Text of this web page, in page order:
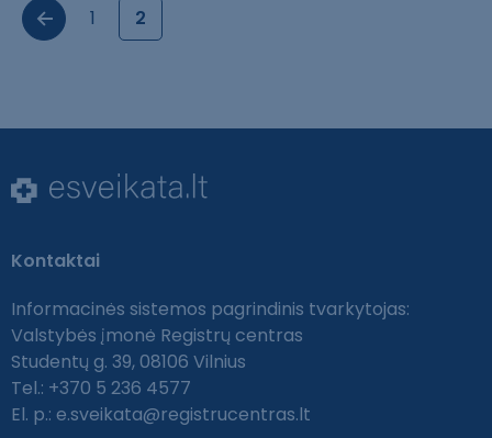
1 2
Kontaktai
Informacinės sistemos pagrindinis tvarkytojas:
Valstybės įmonė Registrų centras
Studentų g. 39, 08106 Vilnius
Tel.: +370 5 236 4577
El. p.: e.sveikata@registrucentras.lt